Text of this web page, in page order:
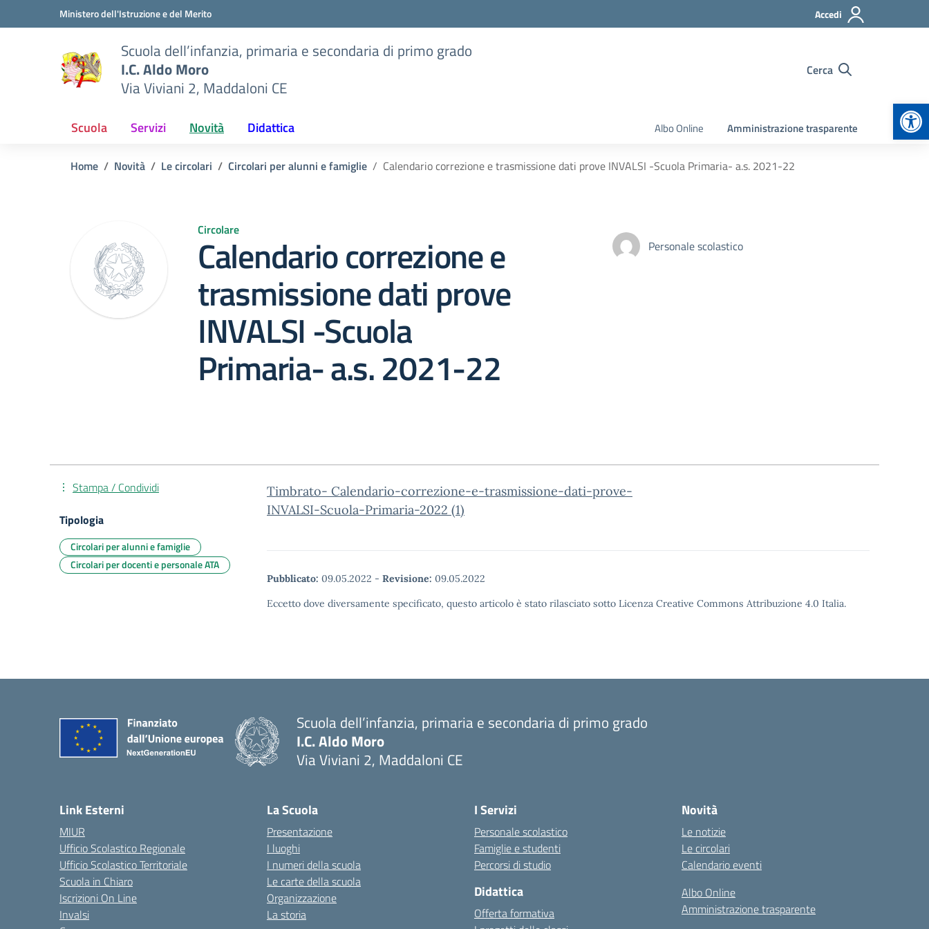
Vai ai contenuti
Vai al menu di navigazioneMinistero dell'Istruzione e del Merito Accedi
Scuola dell’infanzia, primaria e secondaria di primo grado
I.C. Aldo Moro
Via Viviani 2, Maddaloni CE
Cerca
Scuola Servizi Novità Didattica Albo Online Amministrazione trasparente
Home Novità Le circolari Circolari per alunni e famiglie Calendario correzione e trasmissione dati prove INVALSI -Scuola Primaria- a.s. 2021-22
Circolare
Calendario correzione e
trasmissione dati prove
INVALSI -Scuola
Primaria- a.s. 2021-22
Personale scolastico
Timbrato- Calendario-correzione-e-trasmissione-dati-prove-
INVALSI-Scuola-Primaria-2022 (1)
Pubblicato: 09.05.2022 - Revisione: 09.05.2022
Eccetto dove diversamente specificato, questo articolo è stato rilasciato sotto Licenza Creative Commons Attribuzione 4.0 Italia.
Stampa / Condividi
Tipologia
Circolari per alunni e famiglie
Circolari per docenti e personale ATA
Scuola dell’infanzia, primaria e secondaria di primo grado
I.C. Aldo Moro
Via Viviani 2, Maddaloni CE
Link Esterni
MIUR
Ufficio Scolastico Regionale
Ufficio Scolastico Territoriale
Scuola in Chiaro
Iscrizioni On Line
Invalsi
La Scuola
Presentazione
I luoghi
I numeri della scuola
Le carte della scuola
Organizzazione
La storia
I Servizi
Personale scolastico
Famiglie e studenti
Percorsi di studio
Didattica
Offerta formativa
Novità
Le notizie
Le circolari
Calendario eventi
Albo Online
Amministrazione trasparente